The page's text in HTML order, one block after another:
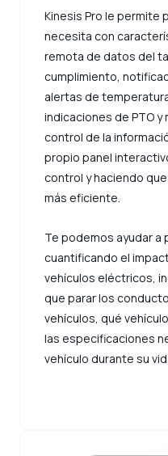
Kinesis Pro le permite
necesita con
remota de datos del
cumplimiento,
alertas de
indicaciones de PTO
control de la
propio panel
control y haciendo
más eficiente.
Te podemos ayudar a
cuantificando el
vehículos eléctricos,
que parar los
vehículos, qué
las especificaciones
vehículo durante su